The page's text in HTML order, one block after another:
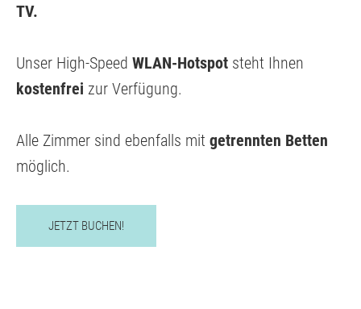
TV.
Unser High-Speed WLAN-Hotspot steht Ihnen
kostenfrei zur Verfügung.
Alle Zimmer sind ebenfalls mit getrennten Betten
möglich.
JETZT BUCHEN!